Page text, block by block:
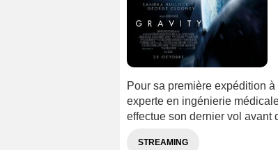
Pour sa première expédition
experte en ingénierie
effectue son dernier vol avant
STREAMING